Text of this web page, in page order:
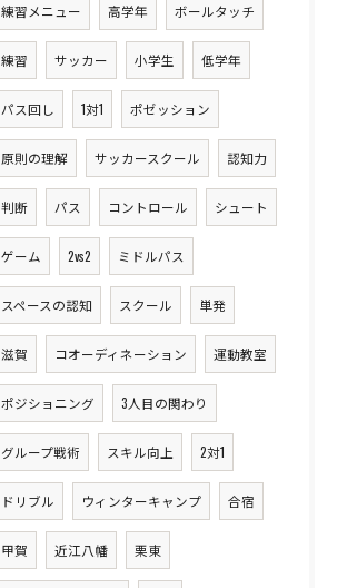
練習メニュー 高学年 ボールタッチ
練習 サッカー 小学生 低学年
パス回し 1対1 ポゼッション
原則の理解 サッカースクール 認知力
判断 パス コントロール シュート
ゲーム 2vs2 ミドルパス
スペースの認知 スクール 単発
滋賀 コオーディネーション 運動教室
ポジショニング 3人目の関わり
グループ戦術 スキル向上 2対1
ドリブル ウィンターキャンプ 合宿
甲賀 近江八幡 栗東